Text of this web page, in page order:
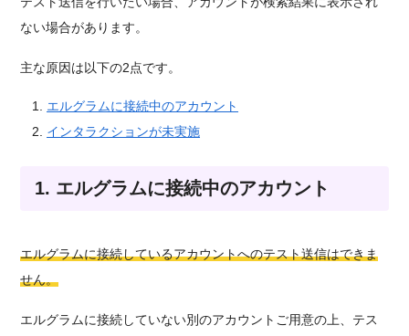
ない場合があります。
主な原因は以下の2点です。
エルグラムに接続中のアカウント
インタラクションが未実施
1. エルグラムに接続中のアカウント
エルグラムに接続しているアカウントへのテスト送信はできま
せん。
エルグラムに接続していない別のアカウントご用意の上、テス